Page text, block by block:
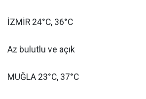
İZMİR 24°C, 36°C
Az bulutlu ve açık
MUĞLA 23°C, 37°C